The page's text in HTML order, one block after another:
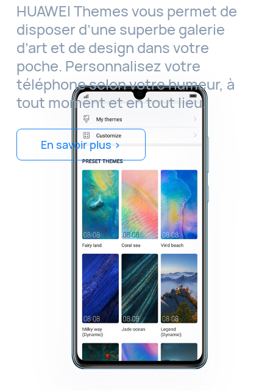
HUAWEI Themes vous permet de
disposer d’une superbe galerie
d’art et de design dans votre
poche. Personnalisez votre
téléphone selon votre humeur, à
tout moment et en tout lieu.
En savoir plus >